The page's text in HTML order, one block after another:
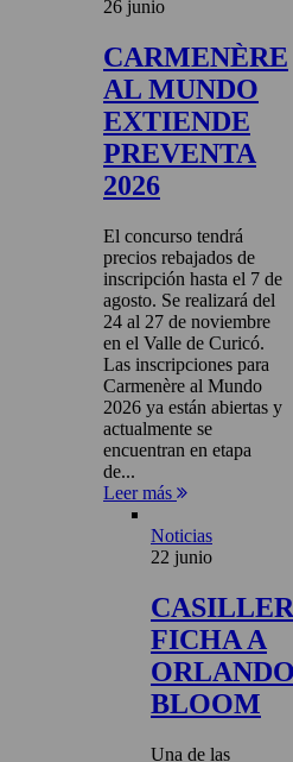
26 junio
CARMENÈRE
AL MUNDO
EXTIENDE
PREVENTA
2026
El concurso tendrá
precios rebajados de
inscripción hasta el 7 de
agosto. Se realizará del
24 al 27 de noviembre
en el Valle de Curicó.
Las inscripciones para
Carmenère al Mundo
2026 ya están abiertas y
actualmente se
encuentran en etapa
de...
Leer más
Noticias
22 junio
FICHA A
BLOOM
Una de las